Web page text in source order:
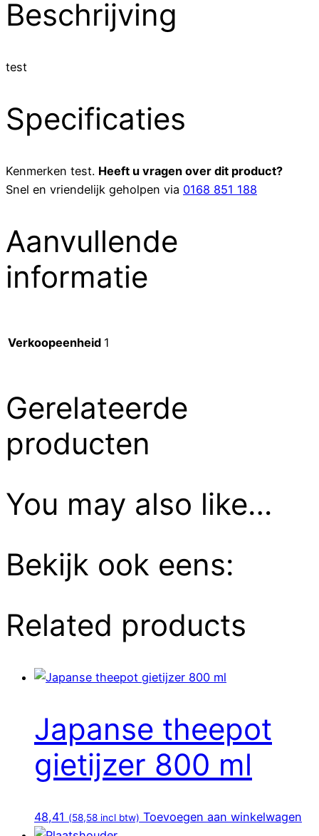
Beschrijving
test
Specificaties
Kenmerken test. Heeft u vragen over dit product?
Snel en vriendelijk geholpen via 0168 851 188
Aanvullende
informatie
Verkoopeenheid 1
Gerelateerde
producten
You may also like…
Bekijk ook eens:
Related products
Japanse theepot
gietijzer 800 ml
48,41 (58,58 incl btw) Toevoegen aan winkelwagen